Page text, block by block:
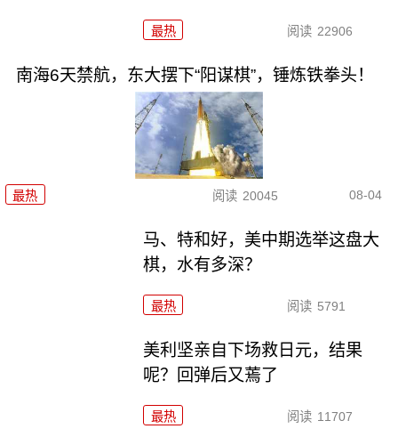
最热 阅读 22906
南海6天禁航，东大摆下“阳谋棋”，锤炼铁拳头！
最热 阅读 20045 08-04
马、特和好，美中期选举这盘大
棋，水有多深？
最热 阅读 5791
美利坚亲自下场救日元，结果
呢？回弹后又蔫了
最热 阅读 11707